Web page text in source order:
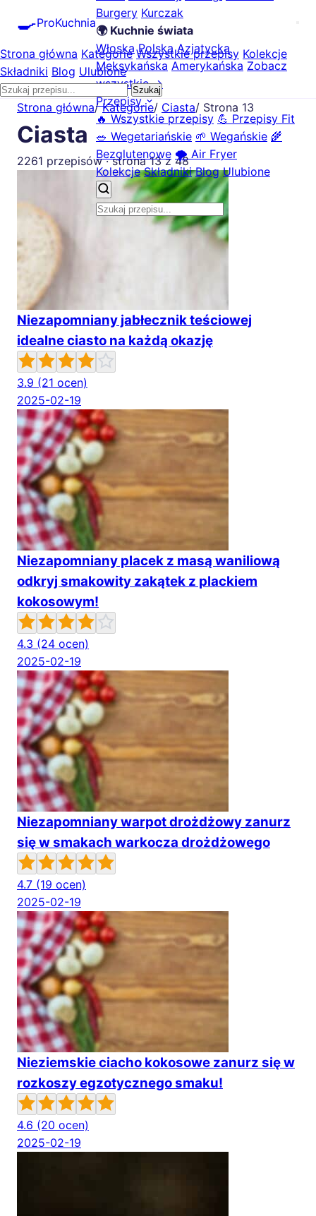
🍳ProKuchnia
Burgery Kurczak
🌍 Kuchnie świata
Włoska Polska Azjatycka
Meksykańska Amerykańska Zobacz
wszystkie →
Przepisy
🔥 Wszystkie przepisy 💪 Przepisy Fit
🥗 Wegetariańskie 🌱 Wegańskie 🌾
Bezglutenowe 🌪️ Air Fryer
Kolekcje Składniki Blog Ulubione
Strona główna Kategorie Wszystkie przepisy Kolekcje
Składniki Blog Ulubione
Szukaj
Strona główna/ Kategorie/ Ciasta/ Strona 13
Ciasta
2261 przepisów · strona 13 z 48
Niezapomniany jabłecznik teściowej
idealne ciasto na każdą okazję
3.9 (21 ocen)
2025-02-19
Niezapomniany placek z masą waniliową
odkryj smakowity zakątek z plackiem
kokosowym!
4.3 (24 ocen)
2025-02-19
Niezapomniany warpot drożdżowy zanurz
się w smakach warkocza drożdżowego
4.7 (19 ocen)
2025-02-19
Nieziemskie ciacho kokosowe zanurz się w
rozkoszy egzotycznego smaku!
4.6 (20 ocen)
2025-02-19